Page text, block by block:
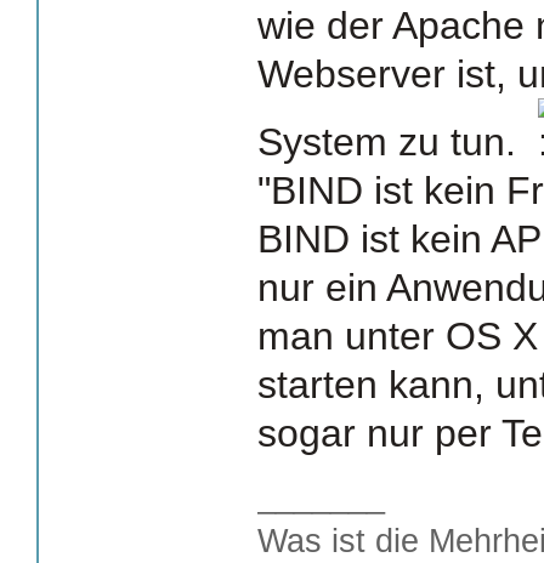
wie der Apache
Webserver ist,
System zu tun.
"BIND ist kein
BIND ist kein
nur ein
man unter OS
starten kann,
sogar nur per
Was ist die